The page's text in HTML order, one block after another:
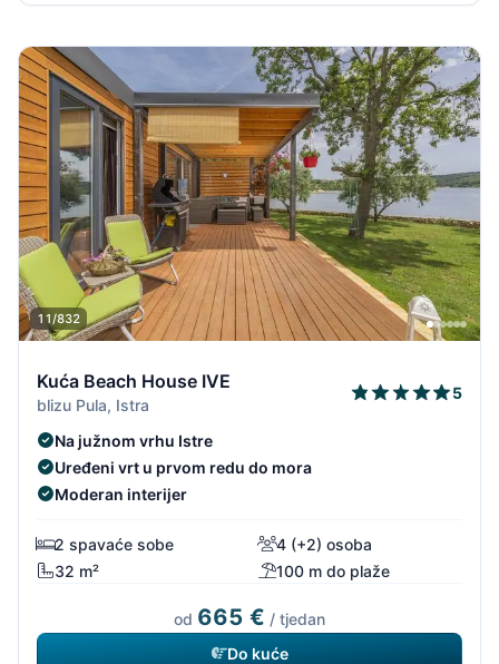
11/832
Kuća Beach House IVE
blizu Pula, Istra
5
Na južnom vrhu Istre
Uređeni vrt u prvom redu do mora
Moderan interijer
2 spavaće sobe
4 (+2) osoba
32 m²
100 m do plaže
od 665 € / tjedan
Do kuće